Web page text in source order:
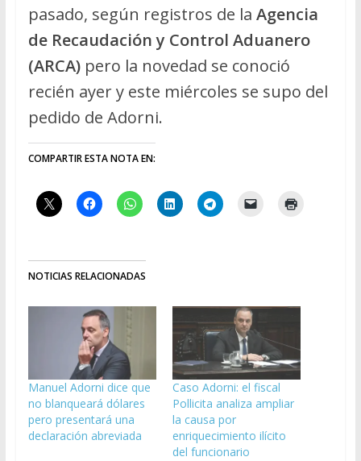
pasado, según registros de la Agencia
de Recaudación y Control Aduanero
(ARCA)pero la novedad se conoció
recién ayer y este miércoles se supo del
pedido de Adorni.
COMPARTIR ESTA NOTA EN:
NOTICIAS RELACIONADAS
Manuel Adorni dice que
no blanqueará dólares
pero presentará una
declaración abreviada
Caso Adorni: el fiscal
Pollicita analiza ampliar
la causa por
enriquecimiento ilícito
del funcionario